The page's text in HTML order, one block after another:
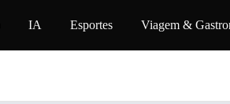
IA Esportes Viagem &